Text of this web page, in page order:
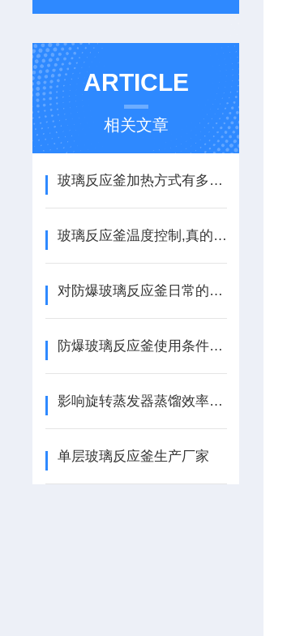
ARTICLE
相关文章
玻璃反应釜加热方式有多种方式可供选择
玻璃反应釜温度控制,真的很重要!
对防爆玻璃反应釜日常的维护工作
防爆玻璃反应釜使用条件要求
影响旋转蒸发器蒸馏效率的因素有哪些
单层玻璃反应釜生产厂家